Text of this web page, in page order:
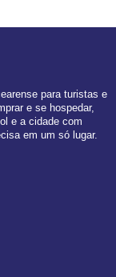
para turistas e
e se hospedar,
e a cidade com
em um só lugar.